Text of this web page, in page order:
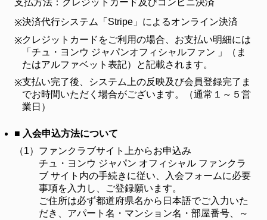
支払方法：クレジットカード及びコンビニ決済
※決済代行システム「Stripe」によるオンライン決済
※クレジットカードをご利用の場合、お支払い明細には
「チュ・ヨンウ ジャパンオフィシャルファン 」（ま
たはアルファベット表記）と記載されます。
※支払い完了後、システム上の反映及び会員登録完了ま
でお時間いただく場合がございます。（通常１～５営
業日）
■ 入会申込方法について
（1） ファンクラブサイト上からお申込み
チュ・ヨンウ ジャパン オフィシャル ファンクラ
ブ サイト内の手続きに従い、入会フォームに必要
事項を入力し、ご登録願います。
ご住所は必ず都道府県名から日本語でご入力いた
だき、アパート名・マンション名・部屋番号、～